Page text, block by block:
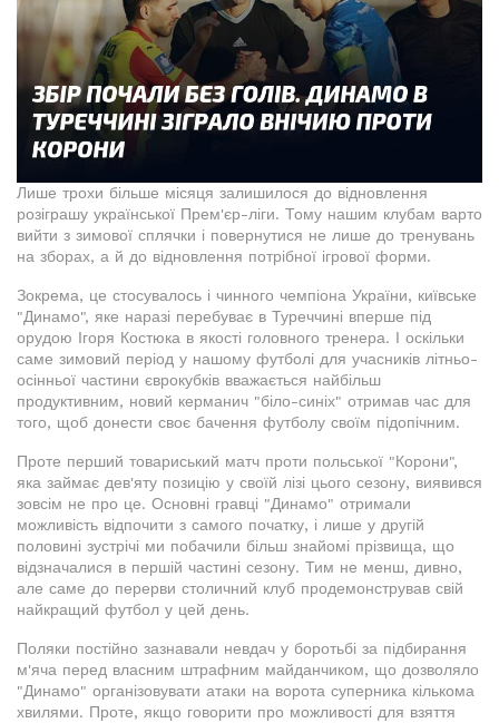
Лише трохи більше місяця залишилося до відновлення
розіграшу української Прем'єр-ліги. Тому нашим клубам варто
вийти з зимової сплячки і повернутися не лише до тренувань
на зборах, а й до відновлення потрібної ігрової форми.
Зокрема, це стосувалось і чинного чемпіона України, київське
"Динамо", яке наразі перебуває в Туреччині вперше під
орудою Ігоря Костюка в якості головного тренера. І оскільки
саме зимовий період у нашому футболі для учасників літньо-
осінньої частини єврокубків вважається найбільш
продуктивним, новий керманич "біло-синіх" отримав час для
того, щоб донести своє бачення футболу своїм підопічним.
Проте перший товариський матч проти польської "Корони",
яка займає дев'яту позицію у своїй лізі цього сезону, виявився
зовсім не про це. Основні гравці "Динамо" отримали
можливість відпочити з самого початку, і лише у другій
половині зустрічі ми побачили більш знайомі прізвища, що
відзначалися в першій частині сезону. Тим не менш, дивно,
але саме до перерви столичний клуб продемонстрував свій
найкращий футбол у цей день.
Поляки постійно зазнавали невдач у боротьбі за підбирання
м'яча перед власним штрафним майданчиком, що дозволяло
"Динамо" організовувати атаки на ворота суперника кількома
хвилями. Проте, якщо говорити про можливості для взяття